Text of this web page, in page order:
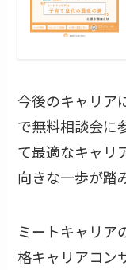
今後のキャリア
で無料相談会に
て最適なキャリ
向きな一歩が踏
ミートキャリア
格キャリアコン